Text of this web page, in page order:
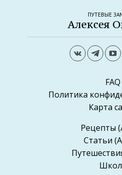
ПУТЕВЫЕ
Алексея
FAQ
Политика
Карта
Рецепты
Статьи